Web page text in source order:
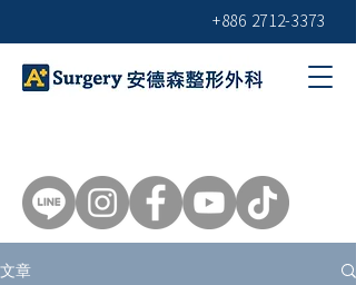
+886 2712-3373
文章